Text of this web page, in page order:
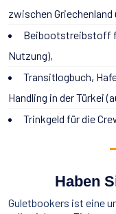
zwischen Griechenland
Beibootstreibstoff
Nutzung),
Transitlogbuch,
Handling in der Türkei
Trinkgeld für die
Haben
Guletbookers ist eine